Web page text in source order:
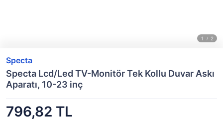
Specta
Specta Lcd/Led TV-Monitör Tek Kollu Duvar Askı
Aparatı, 10-23 inç
796,82 TL